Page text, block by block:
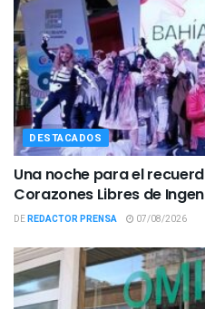
DESTACADOS
Una noche para el
Corazones Libres de
DEREDACTOR PRENSA 07/08/2026